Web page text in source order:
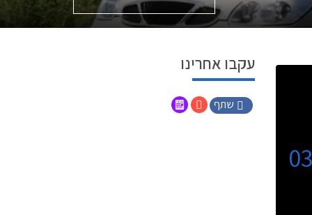
עקבו אחרינו
שתף